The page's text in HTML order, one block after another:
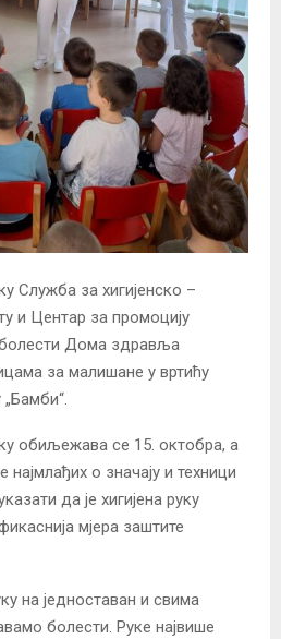
Службa за хигијенско –
и Центaр за промоцију
Дома здравља
за малишане у вртићу
обиљежава се 15. октобра, а
најмлађих о значају и техници
да је хигијена руку
мјера заштите
на једноставан и свима
болести. Руке највише